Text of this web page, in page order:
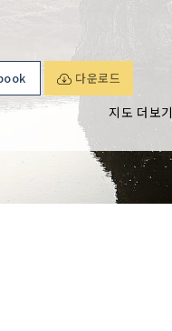
다운로드
지도 더보기